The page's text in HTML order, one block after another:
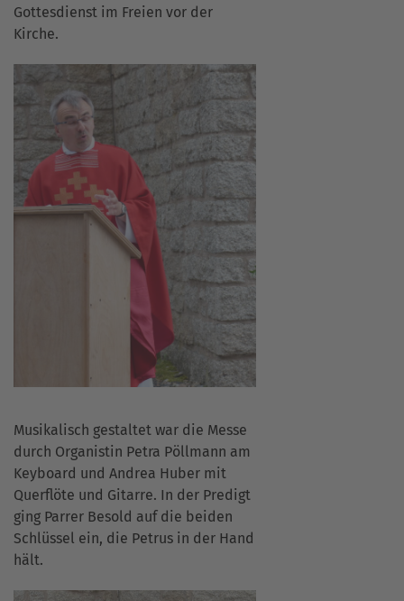
Gottesdienst im Freien vor der
Kirche.
Musikalisch gestaltet war die Messe
durch Organistin Petra Pöllmann am
Keyboard und Andrea Huber mit
Querflöte und Gitarre. In der Predigt
ging Parrer Besold auf die beiden
Schlüssel ein, die Petrus in der Hand
hält.